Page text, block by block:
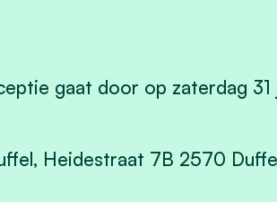
gaat door op zaterdag
Heidestraat 7B 2570